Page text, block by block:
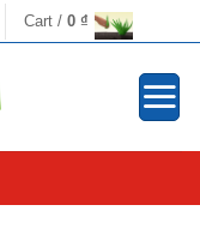
Cart / 0 ₫